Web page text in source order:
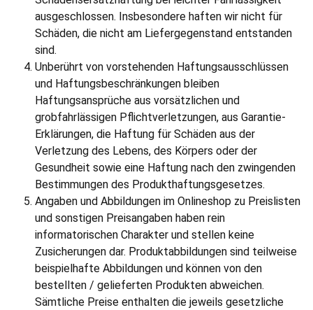
ausgeschlossen. Insbesondere haften wir nicht für
Schäden, die nicht am Liefergegenstand entstanden
sind.
Unberührt von vorstehenden Haftungsausschlüssen
und Haftungsbeschränkungen bleiben
Haftungsansprüche aus vorsätzlichen und
grobfahrlässigen Pflichtverletzungen, aus Garantie-
Erklärungen, die Haftung für Schäden aus der
Verletzung des Lebens, des Körpers oder der
Gesundheit sowie eine Haftung nach den zwingenden
Bestimmungen des Produkthaftungsgesetzes.
Angaben und Abbildungen im Onlineshop zu Preislisten
und sonstigen Preisangaben haben rein
informatorischen Charakter und stellen keine
Zusicherungen dar. Produktabbildungen sind teilweise
beispielhafte Abbildungen und können von den
bestellten / gelieferten Produkten abweichen.
Sämtliche Preise enthalten die jeweils gesetzliche